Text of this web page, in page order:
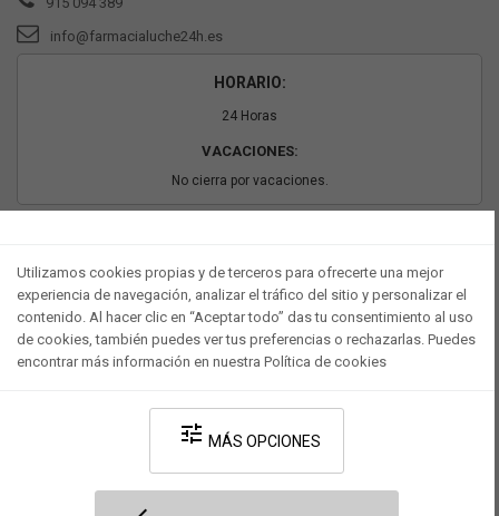
info@farmacialuche24h.es
HORARIO:
24 Horas
VACACIONES:
No cierra por vacaciones.
Desarrollado por V·Farma-Política de privacidad-Política de cookies
Utilizamos cookies propias y de terceros para ofrecerte una mejor
experiencia de navegación, analizar el tráfico del sitio y personalizar el
contenido. Al hacer clic en “Aceptar todo” das tu consentimiento al uso
de cookies, también puedes ver tus preferencias o rechazarlas. Puedes
encontrar más información en nuestra Política de cookies
tune MÁS OPCIONES